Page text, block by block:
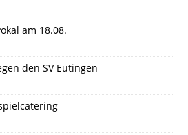
am 18.08.
den SV Eutingen